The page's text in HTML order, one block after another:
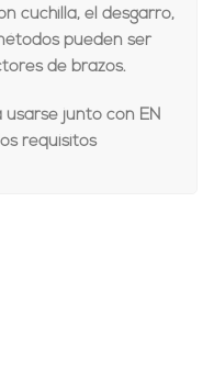
cuchilla, el desgarro,
pueden ser
de brazos.
junto con EN
requisitos